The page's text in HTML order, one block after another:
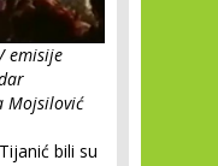
emisije
Mojsilović
bili su